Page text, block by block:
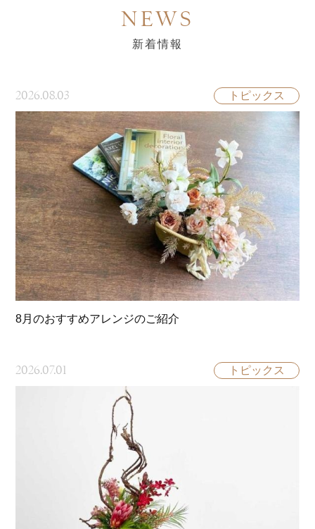
NEWS
新着情報
2026.08.03 トピックス
8月のおすすめアレンジのご紹介
2026.07.01 トピックス